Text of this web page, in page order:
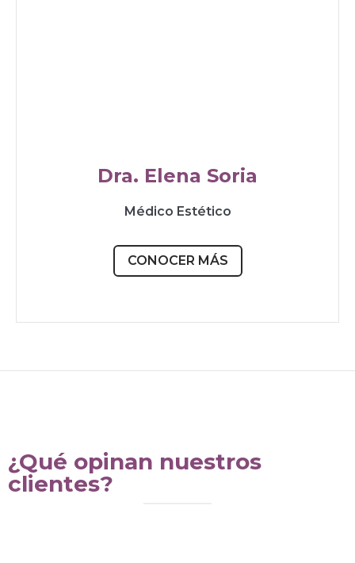
Dra. Elena Soria
Médico Estético
CONOCER MÁS
¿Qué opinan nuestros
clientes?